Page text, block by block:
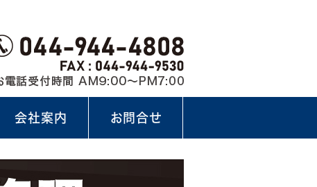
会社案内 お問合せ